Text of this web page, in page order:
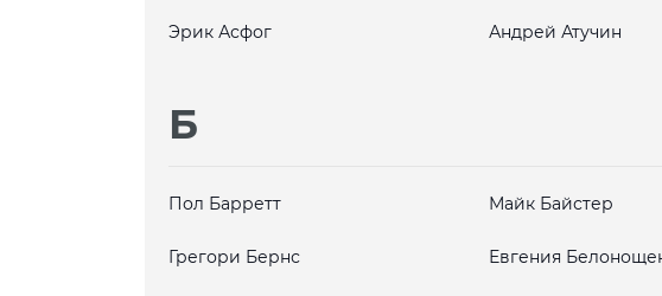
Эрик Асфог Андрей Атучин
Б
Пол Барретт Майк Байстер
Грегори Бернс Евгения